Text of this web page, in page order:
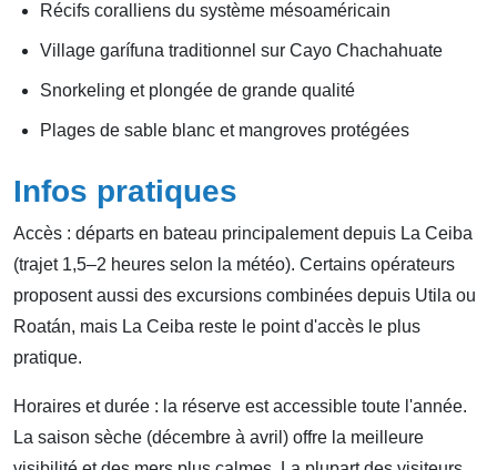
Récifs coralliens du système mésoaméricain
Village garífuna traditionnel sur Cayo Chachahuate
Snorkeling et plongée de grande qualité
Plages de sable blanc et mangroves protégées
Infos pratiques
Accès : départs en bateau principalement depuis La Ceiba
(trajet 1,5–2 heures selon la météo). Certains opérateurs
proposent aussi des excursions combinées depuis Utila ou
Roatán, mais La Ceiba reste le point d'accès le plus
pratique.
Horaires et durée : la réserve est accessible toute l'année.
La saison sèche (décembre à avril) offre la meilleure